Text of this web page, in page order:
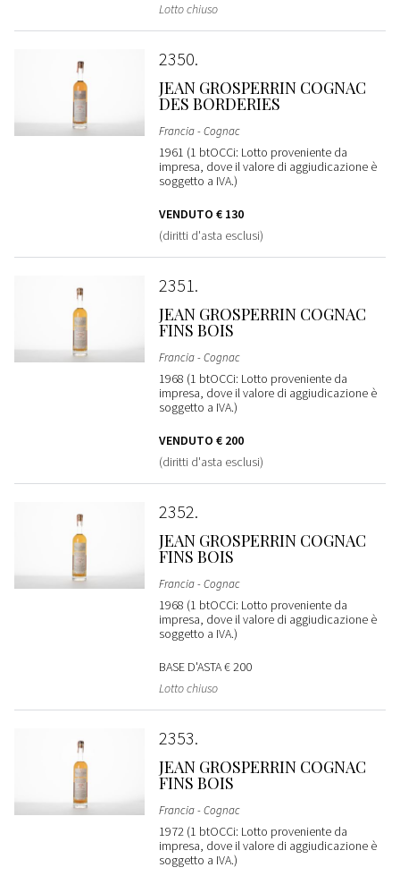
Lotto chiuso
2350
JEAN GROSPERRIN COGNAC
DES BORDERIES
Francia - Cognac
1961 (1 btOCCi: Lotto proveniente da
impresa, dove il valore di aggiudicazione è
soggetto a IVA.)
VENDUTO € 130
(diritti d'asta esclusi)
2351
JEAN GROSPERRIN COGNAC
FINS BOIS
Francia - Cognac
1968 (1 btOCCi: Lotto proveniente da
impresa, dove il valore di aggiudicazione è
soggetto a IVA.)
VENDUTO € 200
(diritti d'asta esclusi)
2352
JEAN GROSPERRIN COGNAC
FINS BOIS
Francia - Cognac
1968 (1 btOCCi: Lotto proveniente da
impresa, dove il valore di aggiudicazione è
soggetto a IVA.)
BASE D'ASTA€ 200
Lotto chiuso
2353
JEAN GROSPERRIN COGNAC
FINS BOIS
Francia - Cognac
1972 (1 btOCCi: Lotto proveniente da
impresa, dove il valore di aggiudicazione è
soggetto a IVA.)